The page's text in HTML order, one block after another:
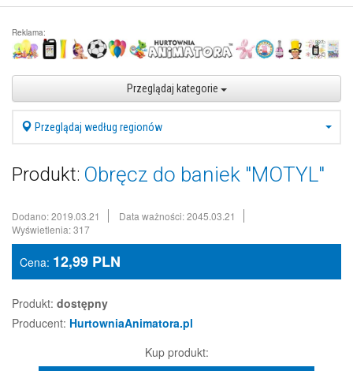
Reklama:
Przeglądaj kategorie
Przeglądaj według regionów
Produkt: Obręcz do baniek "MOTYL"
Dodano: 2019.03.21
Data ważności: 2045.03.21
Wyświetlenia: 317
Cena: 12,99 PLN
Produkt: dostępny
Producent: HurtowniaAnimatora.pl
Kup produkt: